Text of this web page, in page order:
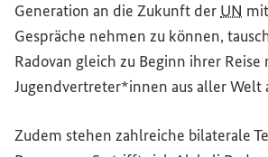
Generation an die Zukunft der UN
Gespräche nehmen zu können,
Radovan gleich zu Beginn ihrer Reise
Jugendvertreter*innen aus aller Welt
Zudem stehen zahlreiche bilaterale